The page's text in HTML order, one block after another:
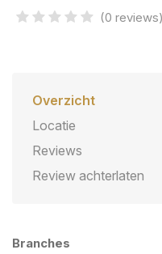
(0 reviews)
Overzicht
Locatie
Reviews
Review achterlaten
Branches